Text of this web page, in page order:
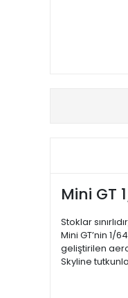
Mini GT
Stoklar
Mini GT’nin 1/
geliştirilen
Skyline